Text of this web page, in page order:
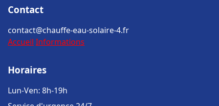
Contact
contact@chauffe-eau-solaire-4.fr
Accueil Informations
Horaires
Lun-Ven: 8h-19h